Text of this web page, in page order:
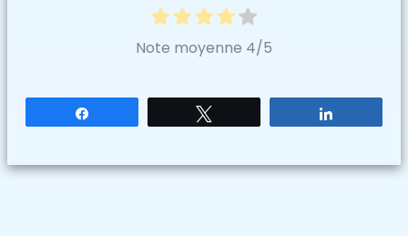
Note moyenne 4/5